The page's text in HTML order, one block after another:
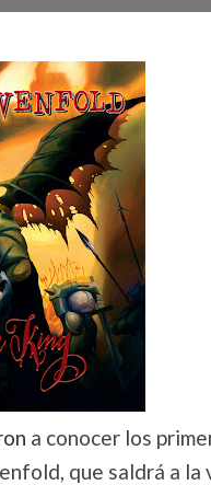
a conocer los
que saldrá a